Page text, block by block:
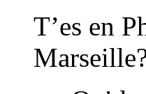
T’es en